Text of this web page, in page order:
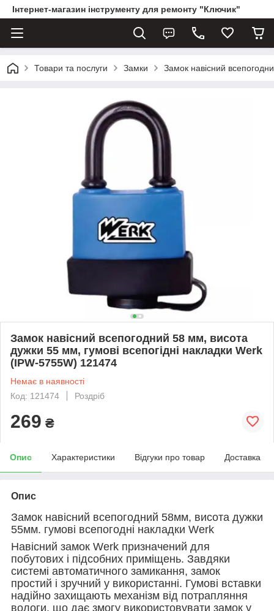
Інтернет-магазин інструменту для ремонту "Ключик"
Товари та послуги Замки Замок навісний
Замок навісний всепогодний 58 мм, висота
дужки 55 мм, гумові всепогідні накладки Werk
(IPW-5755W) 121474
Немає в наявності
Код: 121474
Роздріб
269 ₴
Опис Характеристики Відгуки про товар Доставка
Опис
Замок навісний всепогодний 58мм, висота дужки
55мм. гумові всепогодні накладки Werk
Навісний замок Werk призначений для
побутових і підсобних приміщень. Завдяки
системі автоматичного замикання, замок
простий і зручний у використанні. Гумові вставки
надійно захищають механізм від потрапляння
вологи, що дає змогу використовувати замок у